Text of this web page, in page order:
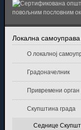
Локална самоуправа
О локалној
Градоначелник
Привремени орган
Скупштина града
Седнице